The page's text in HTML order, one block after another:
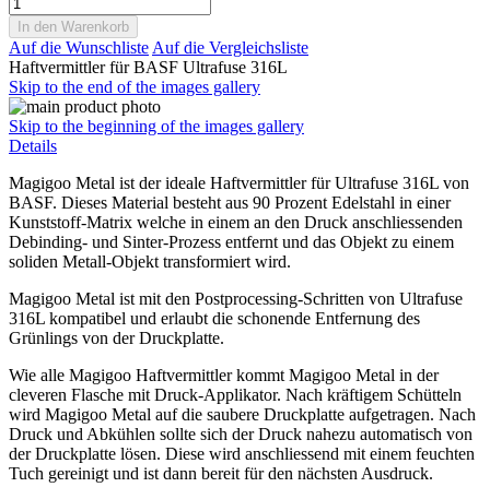
In den Warenkorb
Auf die Wunschliste Auf die Vergleichsliste
Haftvermittler für BASF Ultrafuse 316L
Skip to the end of the images gallery
Skip to the beginning of the images gallery
Details
Magigoo Metal ist der ideale Haftvermittler für Ultrafuse 316L von
BASF. Dieses Material besteht aus 90 Prozent Edelstahl in einer
Kunststoff-Matrix welche in einem an den Druck anschliessenden
Debinding- und Sinter-Prozess entfernt und das Objekt zu einem
soliden Metall-Objekt transformiert wird.
Magigoo Metal ist mit den Postprocessing-Schritten von Ultrafuse
316L kompatibel und erlaubt die schonende Entfernung des
Grünlings von der Druckplatte.
Wie alle Magigoo Haftvermittler kommt Magigoo Metal in der
cleveren Flasche mit Druck-Applikator. Nach kräftigem Schütteln
wird Magigoo Metal auf die saubere Druckplatte aufgetragen. Nach
Druck und Abkühlen sollte sich der Druck nahezu automatisch von
der Druckplatte lösen. Diese wird anschliessend mit einem feuchten
Tuch gereinigt und ist dann bereit für den nächsten Ausdruck.